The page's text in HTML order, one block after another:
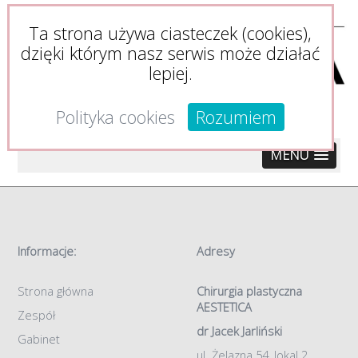
MENU
Informacje:
Strona główna
Zespół
Gabinet
Adresy
Chirurgia plastyczna
AESTETICA
dr Jacek Jarliński
Ta strona używa ciasteczek (cookies),
dzięki którym nasz serwis może działać
lepiej.
Polityka cookies
Rozumiem